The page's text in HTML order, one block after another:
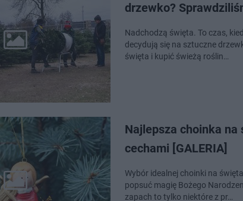
drzewko?
Nadchodzą święta. To czas,
decydują się na sztuczne
święta i kupić świeżą roślin…
Najlepsza choinka
cechami [GALERIA]
Wybór idealnej choinki na
popsuć magię Bożego
zapach to tylko niektóre z pr…